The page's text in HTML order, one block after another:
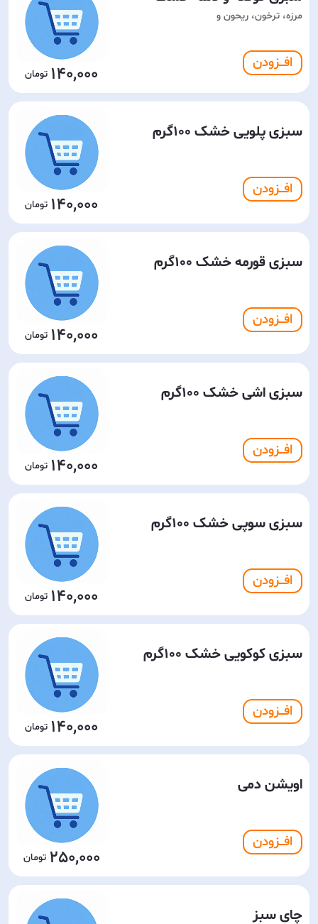
مرزه، ترخون، ریحون و
افـــزودن 140,000
سبزی پلویی خشک 100گرم
افـــزودن
140,000
سبزی قورمه خشک 100گرم
افـــزودن
140,000
سبزی اشی خشک 100گرم
افـــزودن
140,000
سبزی سوپی خشک 100گرم
افـــزودن
140,000
سبزی کوکویی خشک 100گرم
افـــزودن
140,000
اویشن دمی
افـــزودن
250,000
چای سبز